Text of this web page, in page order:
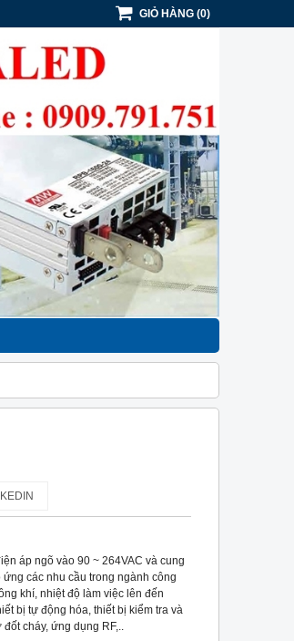
GIỎ HÀNG (0)
áp ngõ vào 90 ~ 264VAC và cung
các nhu cầu trong ngành công
khí, nhiệt độ làm việc lên đến
bị tự động hóa, thiết bị kiểm tra và
cháy, ứng dụng RF,..